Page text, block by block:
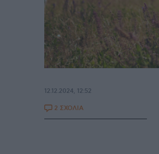
12.12.2024, 12:52
2 ΣΧΟΛΙΑ